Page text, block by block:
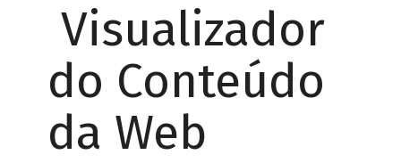
Visualizador
do Conteúdo
da Web